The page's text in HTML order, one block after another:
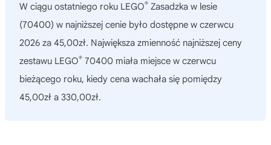
W ciągu ostatniego roku LEGO® Zasadzka w lesie
(70400) w najniższej cenie było dostępne w czerwcu
2026 za 45,00zł. Największa zmienność najniższej ceny
zestawu LEGO® 70400 miała miejsce w czerwcu
bieżącego roku, kiedy cena wachała się pomiędzy
45,00zł a 330,00zł.